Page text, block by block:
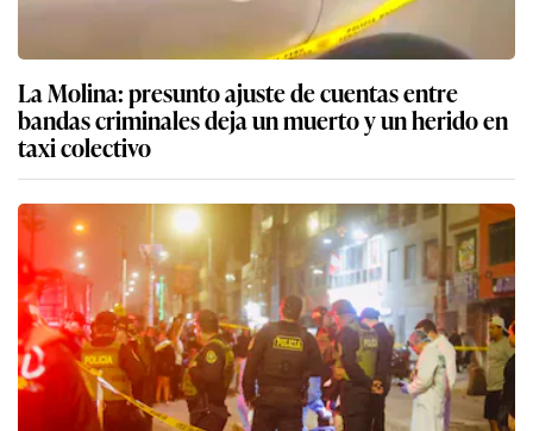
La Molina: presunto ajuste de cuentas entre
bandas criminales deja un muerto y un herido en
taxi colectivo